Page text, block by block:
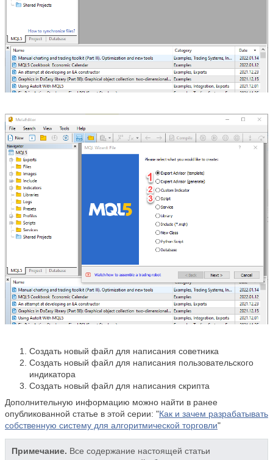
Создать новый файл для написания советника
Создать новый файл для написания пользовательского
индикатора
Создать новый файл для написания скрипта
Дополнительную информацию можно найти в ранее
опубликованной статье в этой серии: "Как и зачем разрабатывать
собственную систему для алгоритмической торговли"
Примечание. Все содержание настоящей статьи